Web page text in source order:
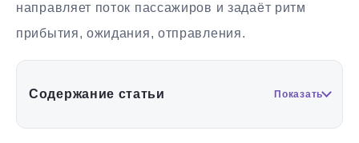
направляет поток пассажиров и задаёт ритм
прибытия, ожидания, отправления.
Содержание статьи Показать